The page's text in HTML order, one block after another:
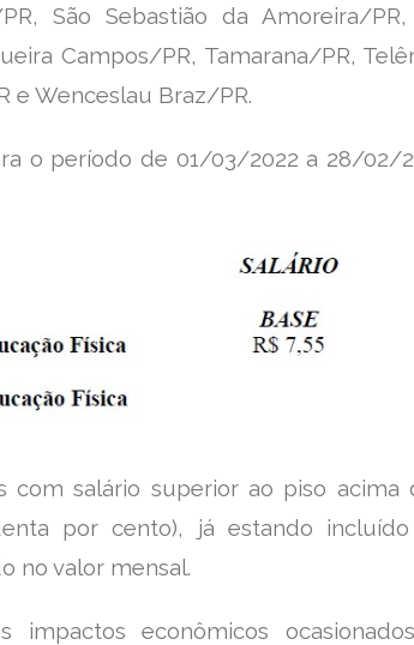
São Sebastião da Amoreira/PR,
Campos/PR, Tamarana/PR,
e Wenceslau Braz/PR.
o período de 01/03/2022 a 28/02/
com salário superior ao piso acima
por cento), já estando
no valor mensal.
impactos econômicos